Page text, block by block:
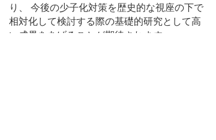
り、 今後の少子化対策を歴史的な視座の下で
相対化して検討する際の基礎的研究として高
い成果をあげることが期待されます。